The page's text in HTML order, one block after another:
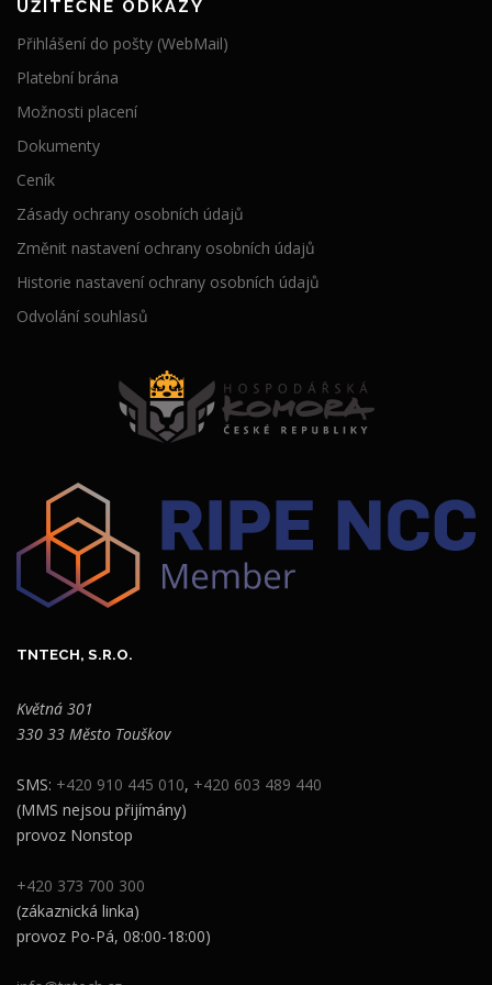
UŽITEČNÉ ODKAZY
Přihlášení do pošty (WebMail)
Platební brána
Možnosti placení
Dokumenty
Ceník
Zásady ochrany osobních údajů
Změnit nastavení ochrany osobních údajů
Historie nastavení ochrany osobních údajů
Odvolání souhlasů
TNTECH, S.R.O.
Květná 301
330 33 Město Touškov
SMS: +420 910 445 010, +420 603 489 440
(MMS nejsou přijímány)
provoz Nonstop
+420 373 700 300
(zákaznická linka)
provoz Po-Pá, 08:00-18:00)